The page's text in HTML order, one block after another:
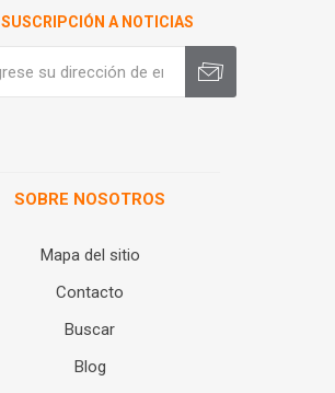
SUSCRIPCIÓN A NOTICIAS
SOBRE NOSOTROS
Mapa del sitio
Contacto
Buscar
Blog